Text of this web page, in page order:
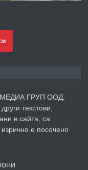
преди 5 дни
в гр. Хасково кв.
МЕДИА ГРУП ООД.
текстови,
в сайта, са
е посочено